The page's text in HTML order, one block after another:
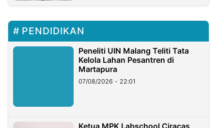
PENDIDIKAN
Peneliti UIN Malang Teliti Tata
Kelola Lahan Pesantren di
Martapura
07/08/2026 - 22:01